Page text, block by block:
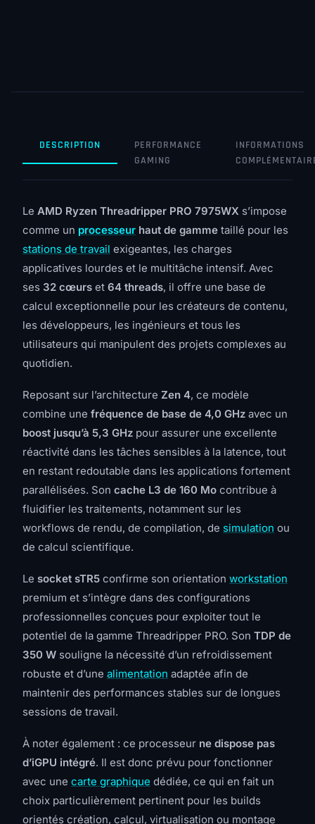
DESCRIPTION
PERFORMANCE
GAMING
INFORMATIONS
Le AMD Ryzen Threadripper PRO 7975WX s’impose
comme un processeur haut de gamme taillé pour les
stations de travail exigeantes, les charges
applicatives lourdes et le multitâche intensif. Avec
ses 32 cœurs et 64 threads, il offre une base de
calcul exceptionnelle pour les créateurs de contenu,
les développeurs, les ingénieurs et tous les
utilisateurs qui manipulent des projets complexes au
quotidien.
Reposant sur l’architecture Zen 4, ce modèle
combine une fréquence de base de 4,0 GHz avec un
boost jusqu’à 5,3 GHz pour assurer une excellente
réactivité dans les tâches sensibles à la latence, tout
en restant redoutable dans les applications fortement
parallélisées. Son cache L3 de 160 Mo contribue à
fluidifier les traitements, notamment sur les
workflows de rendu, de compilation, de simulation ou
de calcul scientifique.
Le socket sTR5 confirme son orientation workstation
premium et s’intègre dans des configurations
professionnelles conçues pour exploiter tout le
potentiel de la gamme Threadripper PRO. Son TDP de
350 W souligne la nécessité d’un refroidissement
robuste et d’une alimentation adaptée afin de
maintenir des performances stables sur de longues
sessions de travail.
À noter également : ce processeur ne dispose pas
d’iGPU intégré. Il est donc prévu pour fonctionner
avec une carte graphique dédiée, ce qui en fait un
choix particulièrement pertinent pour les builds
orientés création, calcul, virtualisation ou montage